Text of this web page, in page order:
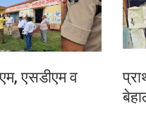
एसडीएम व